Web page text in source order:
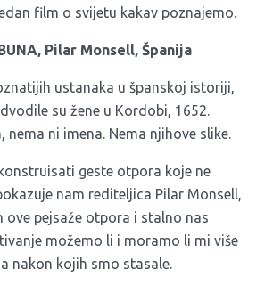
film o svijetu kakav poznajemo.
Pilar Monsell, Španija
ustanaka u španskoj istoriji,
su žene u Kordobi, 1652.
nema ni imena. Nema njihove slike.
geste otpora koje ne
nam rediteljica Pilar Monsell,
ove pejsaže otpora i stalno nas
možemo li i moramo li mi više
nakon kojih smo stasale.